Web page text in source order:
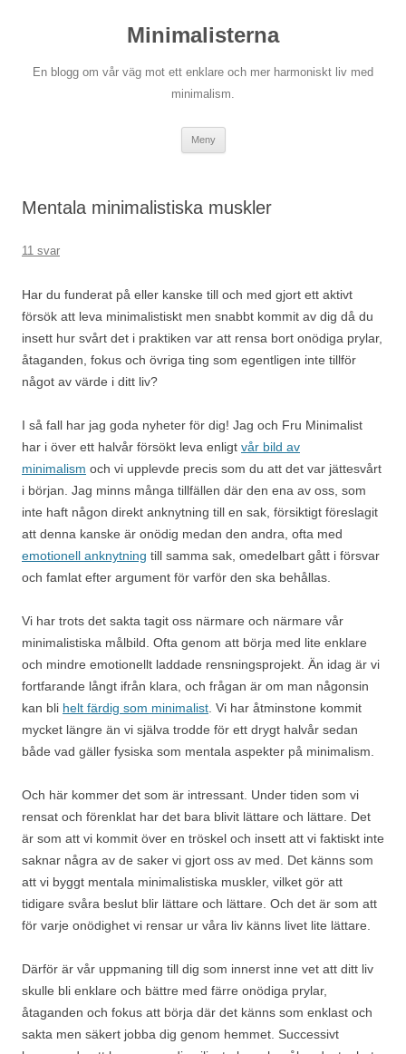
Minimalisterna
En blogg om vår väg mot ett enklare och mer harmoniskt liv med
minimalism.
Meny
Mentala minimalistiska muskler
11 svar
Har du funderat på eller kanske till och med gjort ett aktivt
försök att leva minimalistiskt men snabbt kommit av dig då du
insett hur svårt det i praktiken var att rensa bort onödiga prylar,
åtaganden, fokus och övriga ting som egentligen inte tillför
något av värde i ditt liv?
I så fall har jag goda nyheter för dig! Jag och Fru Minimalist
har i över ett halvår försökt leva enligt vår bild av
minimalism och vi upplevde precis som du att det var jättesvårt
i början. Jag minns många tillfällen där den ena av oss, som
inte haft någon direkt anknytning till en sak, försiktigt föreslagit
att denna kanske är onödig medan den andra, ofta med
emotionell anknytning till samma sak, omedelbart gått i försvar
och famlat efter argument för varför den ska behållas.
Vi har trots det sakta tagit oss närmare och närmare vår
minimalistiska målbild. Ofta genom att börja med lite enklare
och mindre emotionellt laddade rensningsprojekt. Än idag är vi
fortfarande långt ifrån klara, och frågan är om man någonsin
kan bli helt färdig som minimalist . Vi har åtminstone kommit
mycket längre än vi själva trodde för ett drygt halvår sedan
både vad gäller fysiska som mentala aspekter på minimalism.
Och här kommer det som är intressant. Under tiden som vi
rensat och förenklat har det bara blivit lättare och lättare. Det
är som att vi kommit över en tröskel och insett att vi faktiskt inte
saknar några av de saker vi gjort oss av med. Det känns som
att vi byggt mentala minimalistiska muskler, vilket gör att
tidigare svåra beslut blir lättare och lättare. Och det är som att
för varje onödighet vi rensar ur våra liv känns livet lite lättare.
Därför är vår uppmaning till dig som innerst inne vet att ditt liv
skulle bli enklare och bättre med färre onödiga prylar,
åtaganden och fokus att börja där det känns som enklast och
sakta men säkert jobba dig genom hemmet. Successivt